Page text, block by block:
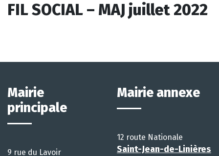
FIL SOCIAL – MAJ juillet 2022
Mairie
principale
9 rue du Lavoir
Mairie annexe
12 route Nationale
Saint-Jean-de-Linières